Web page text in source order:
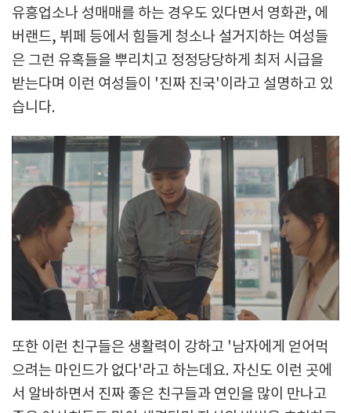
유흥업소나 성매매를 하는 경우도 있다면서 영화관, 에
버랜드, 뷔페 등에서 힘들게 청소나 설거지하는 여성들
은 그런 유혹들을 뿌리치고 정정당당하게 최저 시급을
받는다며 이런 여성들이 '진짜 진국'이라고 설명하고 있
습니다.
또한 이런 친구들은 생활력이 강하고 '남자에게 얻어먹
으려는 마인드가 없다'라고 하는데요. 자신도 이런 곳에
서 알바하면서 진짜 좋은 친구들과 연인을 많이 만나고